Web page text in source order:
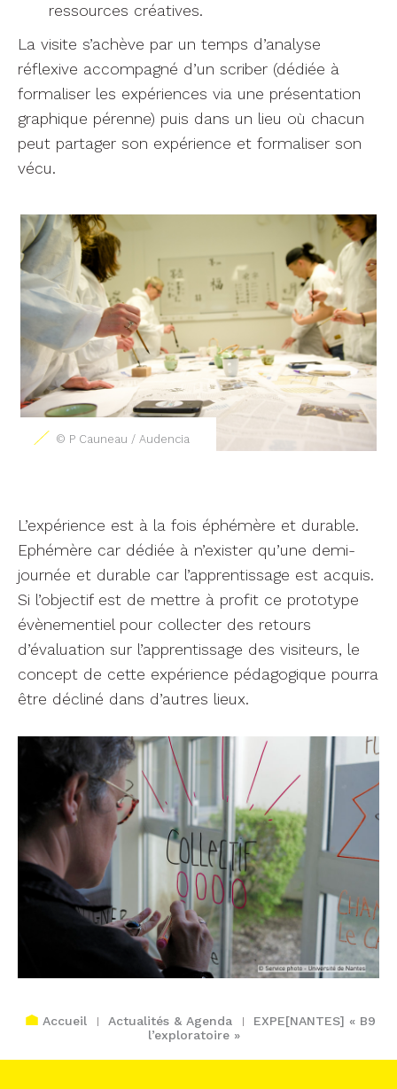
ressources créatives.
La visite s’achève par un temps d’analyse
réflexive accompagné d’un scriber (dédiée à
formaliser les expériences via une présentation
graphique pérenne) puis dans un lieu où chacun
peut partager son expérience et formaliser son
vécu.
© P Cauneau / Audencia
L’expérience est à la fois éphémère et durable.
Ephémère car dédiée à n’exister qu’une demi-
journée et durable car l’apprentissage est acquis.
Si l’objectif est de mettre à profit ce prototype
évènementiel pour collecter des retours
d’évaluation sur l’apprentissage des visiteurs, le
concept de cette expérience pédagogique pourra
être décliné dans d’autres lieux.
Accueil Actualités & Agenda
EXPE[NANTES] « B9
l’exploratoire »